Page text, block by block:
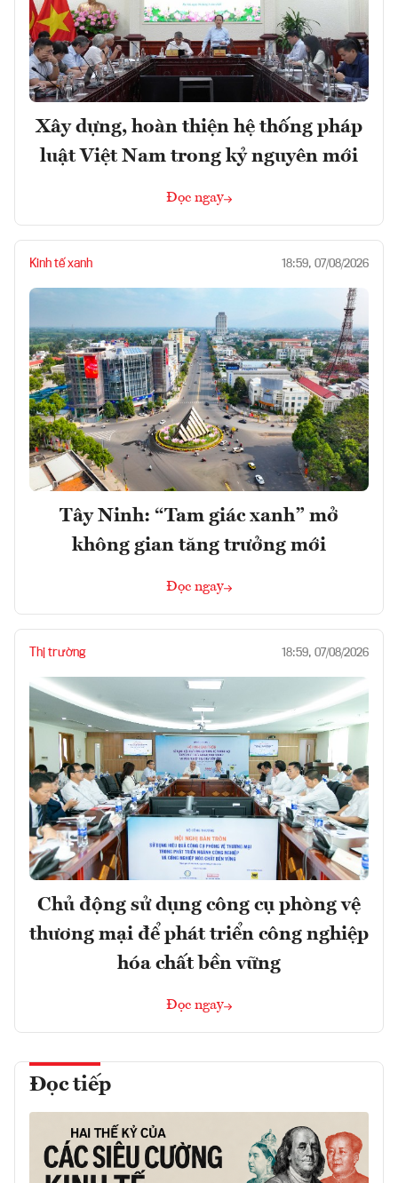
Xây dựng, hoàn thiện hệ thống pháp
luật Việt Nam trong kỷ nguyên mới
Đọc ngay
Kinh tế xanh 18:59, 07/08/2026
Tây Ninh: “Tam giác xanh” mở
không gian tăng trưởng mới
Đọc ngay
Thị trường 18:59, 07/08/2026
Chủ động sử dụng công cụ phòng vệ
thương mại để phát triển công nghiệp
hóa chất bền vững
Đọc ngay
Đọc tiếp